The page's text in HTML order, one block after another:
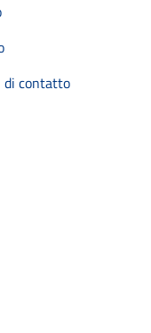
di contatto